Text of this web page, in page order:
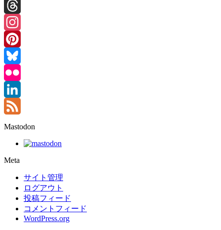
Facebook
Threads
Instagram
Pinterest
Bluesky
Flickr
LinkedIn
Feed
Mastodon
Meta
サイト管理
ログアウト
投稿フィード
コメントフィード
WordPress.org